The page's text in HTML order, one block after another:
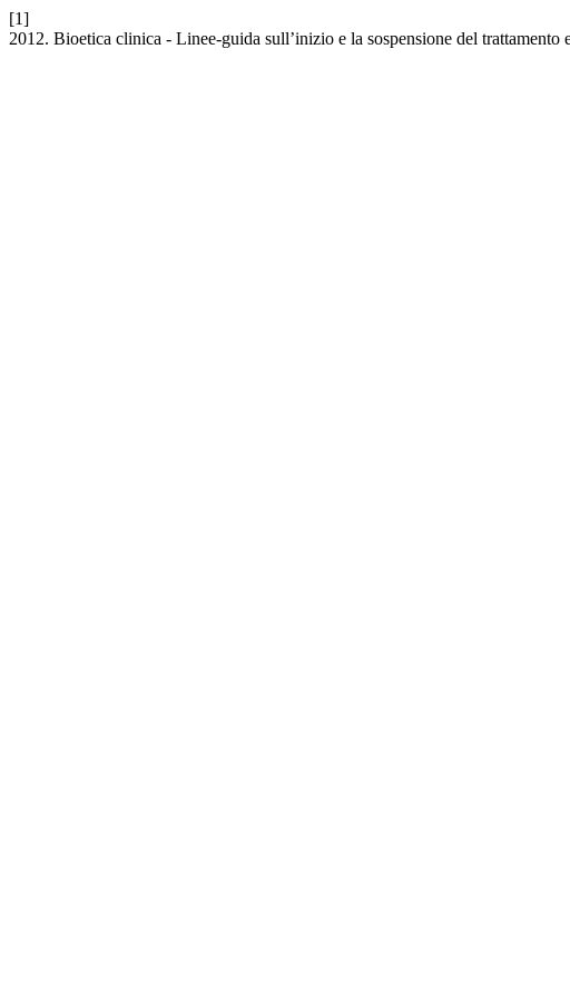
[1]
2012. Bioetica clinica - Linee-guida sull’inizio e la sospensione del trattamento